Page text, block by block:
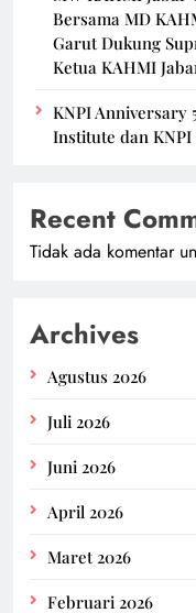
Bersama MD
Garut Dukung
Ketua KAHMI
KNPI Anniversary
Institute dan
Recent
Tidak ada komentar
Archives
Agustus 2026
Juli 2026
Juni 2026
April 2026
Maret 2026
Februari 2026